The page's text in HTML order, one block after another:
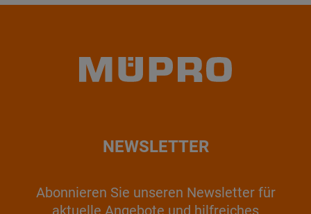
NEWSLETTER
Abonnieren Sie unseren Newsletter für